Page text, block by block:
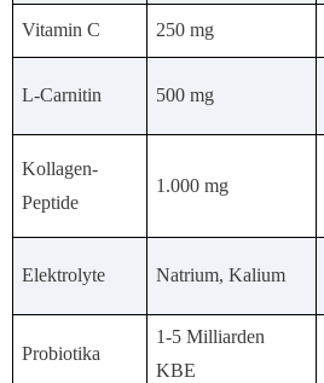
Vitamin C 250 mg
L-Carnitin 500 mg
Kollagen-
Peptide
1.000 mg
Elektrolyte Natrium, Kalium
Probiotika
1-5 Milliarden
KBE